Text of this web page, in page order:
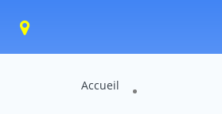
Accueil